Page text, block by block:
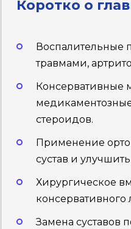
Коротко о
Воспалительные
травмами,
Консервативные
стероидов.
Применение
сустав и
Хирургическое
Замена суставов